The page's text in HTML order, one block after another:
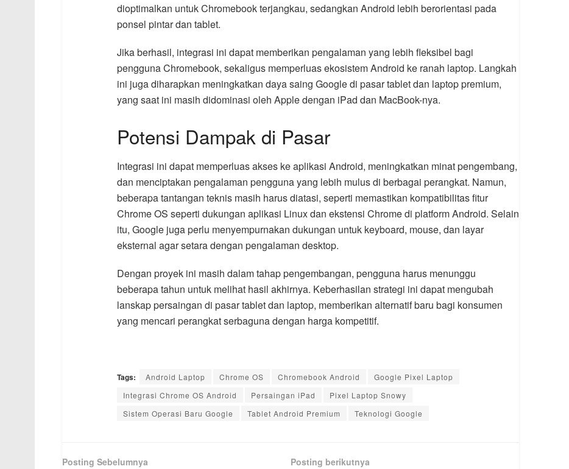
dioptimalkan untuk Chromebook terjangkau, sedangkan Android lebih berorientasi pada
ponsel pintar dan tablet.
Jika berhasil, integrasi ini dapat memberikan pengalaman yang lebih fleksibel bagi
pengguna Chromebook, sekaligus memperluas ekosistem Android ke ranah laptop. Langkah
ini juga diharapkan meningkatkan daya saing Google di pasar tablet dan laptop premium,
yang saat ini masih didominasi oleh Apple dengan iPad dan MacBook-nya.
Potensi Dampak di Pasar
Integrasi ini dapat memperluas akses ke aplikasi Android, meningkatkan minat pengembang,
dan menciptakan pengalaman pengguna yang lebih mulus di berbagai perangkat. Namun,
beberapa tantangan teknis masih harus diatasi, seperti memastikan kompatibilitas fitur
Chrome OS seperti dukungan aplikasi Linux dan ekstensi Chrome di platform Android. Selain
itu, Google juga perlu menyempurnakan dukungan untuk keyboard, mouse, dan layar
eksternal agar setara dengan pengalaman desktop.
Dengan proyek ini masih dalam tahap pengembangan, pengguna harus menunggu
beberapa tahun untuk melihat hasil akhirnya. Keberhasilan strategi ini dapat mengubah
lanskap persaingan di pasar tablet dan laptop, memberikan alternatif baru bagi konsumen
yang mencari perangkat serbaguna dengan harga kompetitif.
Tags: Android Laptop Chrome OS Chromebook Android
Google Pixel Laptop
Integrasi Chrome OS Android
Persaingan iPad
Pixel Laptop Snowy
Sistem Operasi Baru Google
Tablet Android Premium Teknologi Google
Posting Sebelumnya Posting berikutnya